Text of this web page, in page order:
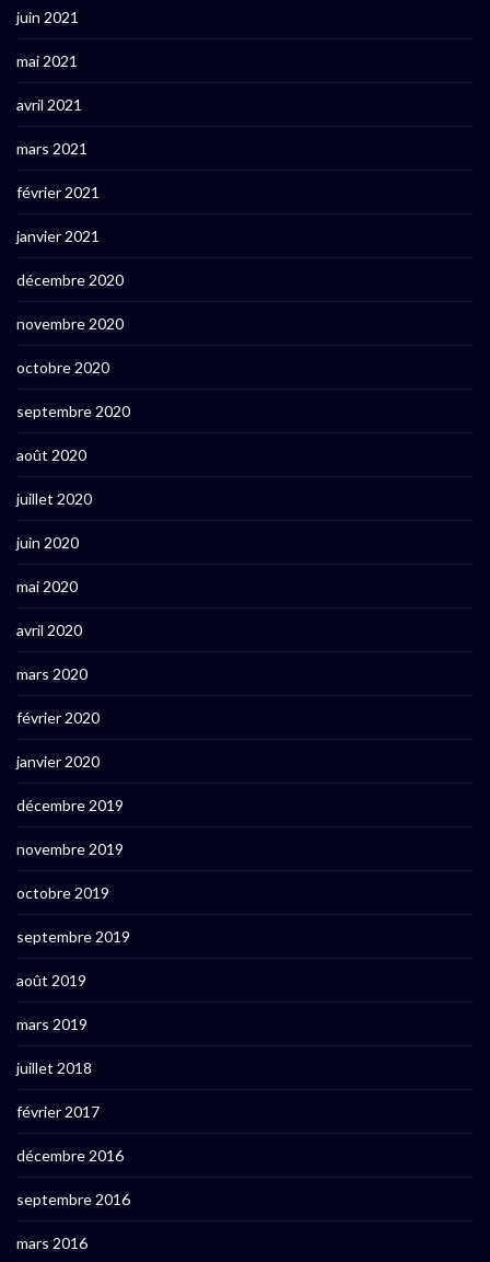
juin 2021
mai 2021
avril 2021
mars 2021
février 2021
janvier 2021
décembre 2020
novembre 2020
octobre 2020
septembre 2020
août 2020
juillet 2020
juin 2020
mai 2020
avril 2020
mars 2020
février 2020
janvier 2020
décembre 2019
novembre 2019
octobre 2019
septembre 2019
août 2019
mars 2019
juillet 2018
février 2017
décembre 2016
septembre 2016
mars 2016